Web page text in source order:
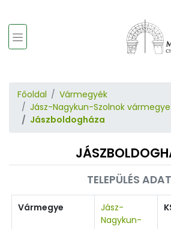
Főoldal
Vármegyék
Jász-Nagykun-Szolnok vármegye
Jászboldogháza
TELEPÜLÉS
Vármegye
Jász-
Nagykun-